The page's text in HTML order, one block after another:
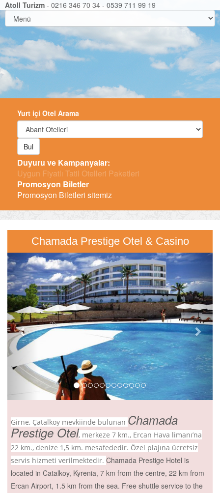
Atoll Turizm - 0216 346 70 34 - 0539 711 99 19
Yurt içi Otel Arama
Bul
Duyuru ve Kampanyalar:
-
Promosyon Biletler
Promosyon Biletleri sitemiz
Chamada Prestige Otel & Casino
Previous Next
Girne, Çatalköy mevkiinde bulunan Chamada
Prestige Otel, merkeze 7 km., Ercan Hava limanı’na
22 km., denize 1,5 km. mesafededir. Özel plajına ücretsiz
servis hizmeti verilmektedir. Chamada Prestige Hotel is
located in Catalkoy, Kyrenia, 7 km from the centre, 22 km from
Ercan Airport, 1.5 km from the sea. Free shuttle service to the